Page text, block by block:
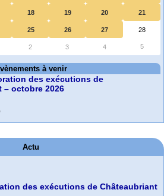
18 19 20 21
25 26 27 28
2 3 4 5
à venir
des exécutions de
– octobre 2026
Actu
des exécutions de Châteaubriant